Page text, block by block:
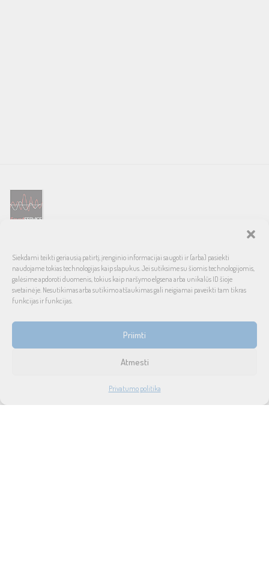
Siekdami teikti geriausią patirtį, įrenginio informacijai saugoti ir (arba) pasiekti
naudojame tokias technologijas kaip slapukus. Jei sutiksime su šiomis technologijomis,
galėsime apdoroti duomenis, tokius kaip naršymo elgsena arba unikalūs ID šioje
svetainėje. Nesutikimas arba sutikimo atšaukimas gali neigiamai paveikti tam tikras
funkcijas ir funkcijas.
Priimti
Atmesti
Privatumo politika
PASKYRA PAIEŠKA
pasaulinio garso, laiko patikrintais namų bei automobilinės garso
aparatūros ženklais. Galimybė pirkti išsimokėtinai, garantuotas optimalus
kainos ir kokybės santykis.
INFORMACIJA
Prekių pristatymas ir grąžinimas